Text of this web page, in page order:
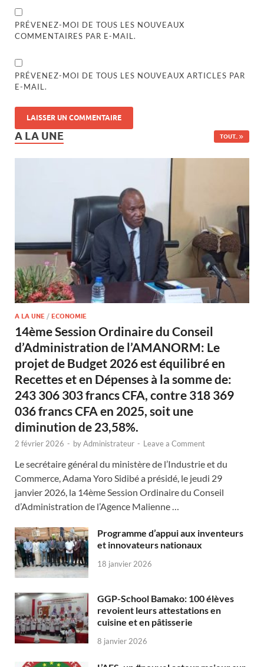
PRÉVENEZ-MOI DE TOUS LES NOUVEAUX
COMMENTAIRES PAR E-MAIL.
PRÉVENEZ-MOI DE TOUS LES NOUVEAUX ARTICLES PAR
E-MAIL.
A LA UNE TOUT..
A LA UNE / ECONOMIE
14ème Session Ordinaire du Conseil
d’Administration de l’AMANORM: Le
projet de Budget 2026 est équilibré en
Recettes et en Dépenses à la somme de:
243 306 303 francs CFA, contre 318 369
036 francs CFA en 2025, soit une
diminution de 23,58%.
2 février 2026 - byAdministrateur - Leave a Comment
Le secrétaire général du ministère de l’Industrie et du
Commerce, Adama Yoro Sidibé a présidé, le jeudi 29
janvier 2026, la 14ème Session Ordinaire du Conseil
d’Administration de l’Agence Malienne …
Programme d’appui aux inventeurs
et innovateurs nationaux
18 janvier 2026
GGP-School Bamako: 100 élèves
revoient leurs attestations en
cuisine et en pâtisserie
8 janvier 2026